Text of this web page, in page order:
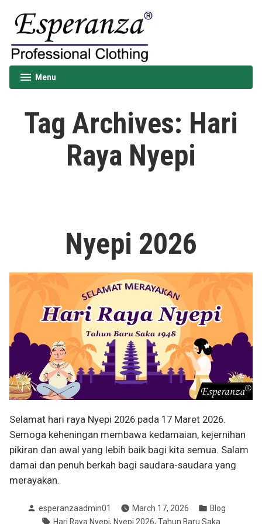
content
Esperanza
Menu
expanded
collapsed
Tag Archives: Hari
Raya Nyepi
Nyepi 2026
Selamat hari raya Nyepi 2026 pada 17 Maret 2026.
Semoga keheningan membawa kedamaian, kejernihan
pikiran dan awal yang lebih baik bagi kita semua. Salam
damai dan penuh berkah bagi saudara-saudara yang
merayakan.
Posted
by
esperanzaadmin01 March 17, 2026
Posted
in
Blog
Tags:
Hari Raya Nyepi, Nyepi 2026, Tahun Baru Saka